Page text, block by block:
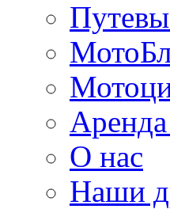
О нас
Наши